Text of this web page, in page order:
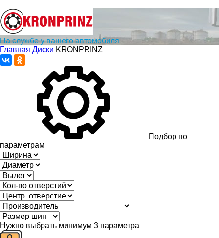
На службе у вашего автомобиля
Главная Диски KRONPRINZ
Подбор по
параметрам
Нужно выбрать минимум 3 параметра